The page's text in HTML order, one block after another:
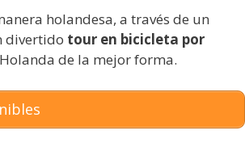
holandesa, a través de un
divertido tour en bicicleta por
de la mejor forma.